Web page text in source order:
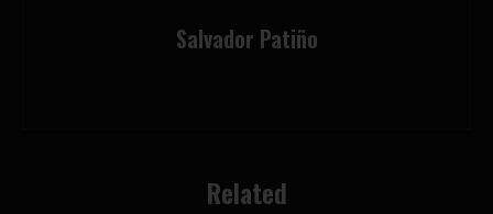
Salvador Patiño
Related